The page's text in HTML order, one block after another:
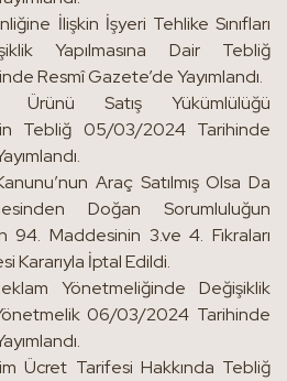
İlişkin İşyeri Tehlike Sınıfları
Yapılmasına Dair Tebliğ
Resmî Gazete’de Yayımlandı.
Ürünü Satış Yükümlülüğü
Tebliğ 05/03/2024 Tarihinde
Araç Satılmış Olsa Da
Doğan Sorumluluğun
94. Maddesinin 3.ve 4. Fıkraları
Kararıyla İptal Edildi.
Yönetmeliğinde Değişiklik
06/03/2024 Tarihinde
Ücret Tarifesi Hakkında Tebliğ